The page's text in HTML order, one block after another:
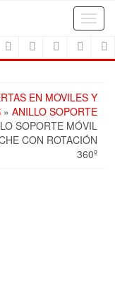
EN MOVILES Y
» ANILLO SOPORTE
SOPORTE MÓVIL
CON ROTACIÓN
360º